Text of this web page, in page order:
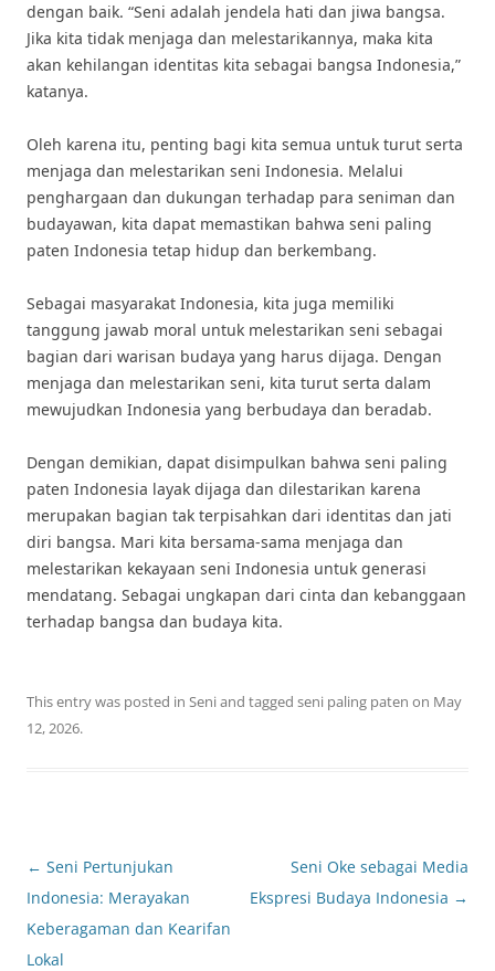
dengan baik. “Seni adalah jendela hati dan jiwa bangsa.
Jika kita tidak menjaga dan melestarikannya, maka kita
akan kehilangan identitas kita sebagai bangsa Indonesia,”
katanya.
Oleh karena itu, penting bagi kita semua untuk turut serta
menjaga dan melestarikan seni Indonesia. Melalui
penghargaan dan dukungan terhadap para seniman dan
budayawan, kita dapat memastikan bahwa seni paling
paten Indonesia tetap hidup dan berkembang.
Sebagai masyarakat Indonesia, kita juga memiliki
tanggung jawab moral untuk melestarikan seni sebagai
bagian dari warisan budaya yang harus dijaga. Dengan
menjaga dan melestarikan seni, kita turut serta dalam
mewujudkan Indonesia yang berbudaya dan beradab.
Dengan demikian, dapat disimpulkan bahwa seni paling
paten Indonesia layak dijaga dan dilestarikan karena
merupakan bagian tak terpisahkan dari identitas dan jati
diri bangsa. Mari kita bersama-sama menjaga dan
melestarikan kekayaan seni Indonesia untuk generasi
mendatang. Sebagai ungkapan dari cinta dan kebanggaan
terhadap bangsa dan budaya kita.
This entry was posted in Seniand tagged seni paling paten on May
12, 2026.
Post
navigation
← Seni Pertunjukan
Indonesia: Merayakan
Keberagaman dan Kearifan
Lokal
Seni Oke sebagai Media
Ekspresi Budaya Indonesia →